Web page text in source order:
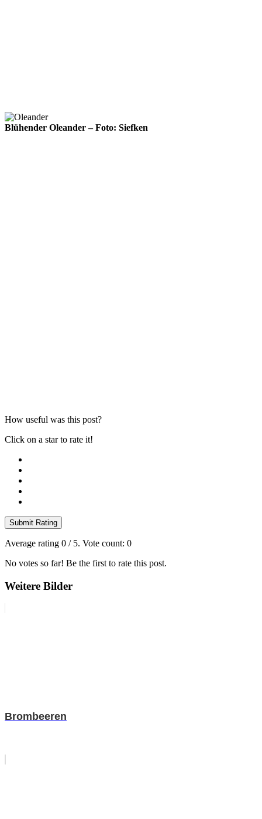
Blühender Oleander – Foto: Siefken
How useful was this post?
Click on a star to rate it!
Submit Rating
Average rating 0 / 5. Vote count: 0
No votes so far! Be the first to rate this post.
Weitere Bilder
Brombeeren